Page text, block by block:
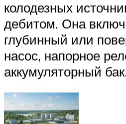
колодезных
дебитом. Она
глубинный или
насос, напорное
аккумуляторный